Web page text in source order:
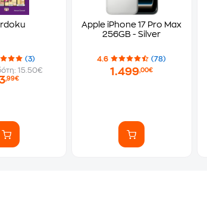
(3)
15.50€
,99€
Apple iPhone 17 Pro Max
256GB - Silver
4.6 (78)
1.499,00€